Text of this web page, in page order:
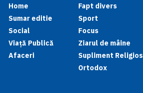
Home
Sumar editie
Social
Viață Publică
Afaceri
Fapt divers
Sport
Focus
Ziarul de mâine
Supliment Religios
Ortodox